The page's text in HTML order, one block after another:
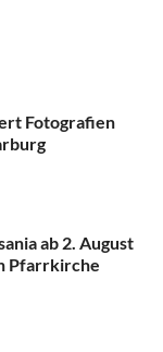
Fotografien
ab 2. August
Pfarrkirche